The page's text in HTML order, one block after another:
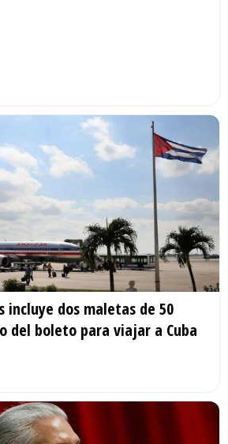
incluye dos maletas de 50
del boleto para viajar a Cuba